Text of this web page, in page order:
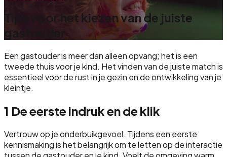
Tips voor het kiezen van de juiste
gastouder
Een gastouder is meer dan alleen opvang; het is een
tweede thuis voor je kind. Het vinden van de juiste match is
essentieel voor de rust in je gezin en de ontwikkeling van je
kleintje.
1 De eerste indruk en de klik
Vertrouw op je onderbuikgevoel. Tijdens een eerste
kennismaking is het belangrijk om te letten op de interactie